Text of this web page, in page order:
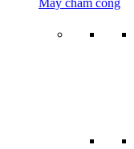
Máy chấm công